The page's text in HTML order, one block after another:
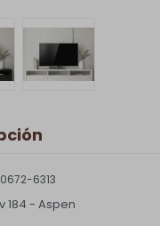
6313
184 - Aspen